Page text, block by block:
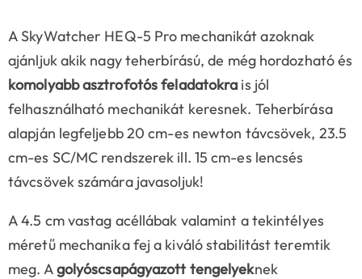
A SkyWatcher HEQ-5 Pro mechanikát azoknak
ajánljuk akik nagy teherbírású, de még hordozható és
komolyabb asztrofotós feladatokra is jól
felhasználható mechanikát keresnek. Teherbírása
alapján legfeljebb 20 cm-es newton távcsövek, 23.5
cm-es SC/MC rendszerek ill. 15 cm-es lencsés
távcsövek számára javasoljuk!
A 4.5 cm vastag acéllábak valamint a tekintélyes
méretű mechanika fej a kiváló stabilitást teremtik
meg. Agolyóscsapágyazott tengelyeknek